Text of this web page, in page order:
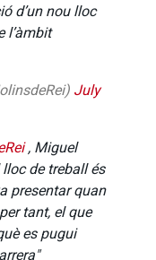
d’un nou lloc
l’àmbit
July
, Miguel
de treball és
presentar quan
tant, el que
es pugui